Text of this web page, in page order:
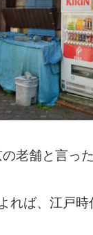
老舗と言っ
れば、江戸